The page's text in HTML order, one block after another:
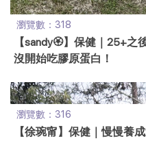
瀏覽數：318
【sandy🏵】保健｜25+之
沒開始吃膠原蛋白！
瀏覽數：316
【徐琬甯】保健｜慢慢養